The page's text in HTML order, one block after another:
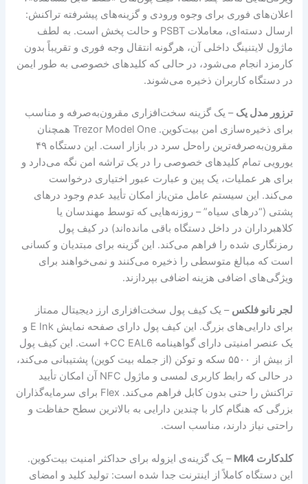
اعلان‌های فوری برای وجوه ورودی و گزینه‌های پیشرفته تراکنش:
ارسال دسته‌ای، معاملات PSBT و حالت پخش است. به لطف
ماژول لایتنینگ داخلی آن، هرگونه انتقال وجه فوری و تقریباً بدون
کارمزد انجام می‌شود، در حالی که کلیدهای خصوصی به طور ایمن
در دستگاه کاربران ذخیره می‌شوند.
ترزور مدل یک – یک گزینه سخت‌افزاری مقرون‌به‌صرفه و مناسب
برای ذخیره‌سازی امن بیت‌کوین. Trezor Model One همچنان
مقرون‌به‌صرفه‌ترین راه‌حل سرد در بازار است. این دستگاه ۴۹
یورویی تمام کلیدهای خصوصی را در یک تراشه امن نگه می‌دارد و
برای هر عملیات، یک پین و عبارت عبور اختیاری درخواست
می‌کند. این سیستم عامل متن‌باز امکان تأیید عدم وجود درهای
پشتی (“درهای سیاه” – روزنه‌هایی که توسط مهندسان یا
کلاهبرداران در داخل دستگاه باقی مانده‌اند) در کیف پول
رمزنگاری شده را فراهم می‌کند. این گزینه برای مبتدیان و کسانی
است که مبالغ متوسطی را ذخیره می‌کنند و نمی‌خواهند برای
ویژگی‌های اضافی هزینه اضافی بپردازند.
لجر نانو فلکس – یک کیف پول سخت‌افزاری ارز دیجیتال ممتاز
برای دارایی‌های بزرگ. این کیف پول دارای صفحه نمایش E Ink و
یک عنصر امنیتی دارای گواهینامه CC EAL6+ است. این کیف پول
از بیش از ۵۵۰۰ سکه و توکن (از جمله بیت کوین) پشتیبانی می‌کند،
در حالی که رابط کاربری لمسی و ماژول NFC آن امکان تأیید
تراکنش را حتی بدون کابل فراهم می‌کند. Flex برای سرمایه‌گذاران
بزرگی که هنگام کار با چندین دارایی به بالاترین سطح حفاظت و
راحتی نیاز دارند، مناسب است.
کلدکارت Mk4
– یک گزینه‌ی ایزوله برای حداکثر امنیت بیت‌کوین.
این دستگاه کاملاً از اینترنت جدا شده است: تولید کلید و امضای